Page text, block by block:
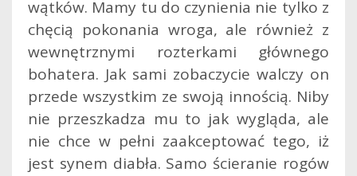
wątków. Mamy tu do czynienia nie tylko z
chęcią pokonania wroga, ale również z
wewnętrznymi rozterkami głównego
bohatera. Jak sami zobaczycie walczy on
przede wszystkim ze swoją innością. Niby
nie przeszkadza mu to jak wygląda, ale
nie chce w pełni zaakceptować tego, iż
jest synem diabła. Samo ścieranie rogów